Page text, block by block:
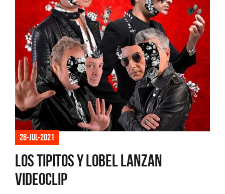
28-jul-2021
Los Tipitos y Lobel lanzan
videoclip